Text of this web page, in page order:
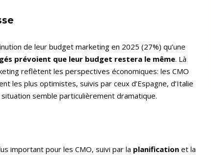
de leur budget marketing en 2025 (27%) qu’une
prévoient que leur budget restera le même. Là
reflètent les perspectives économiques: les CMO
les plus optimistes, suivis par ceux d’Espagne, d’Italie
semble particulièrement dramatique.
important pour les CMO, suivi par la planification et la